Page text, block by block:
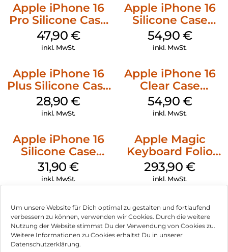
Um unsere Website für Dich optimal zu gestalten und fortlaufend
verbessern zu können, verwenden wir Cookies. Durch die weitere
Nutzung der Website stimmst Du der Verwendung von Cookies zu.
Weitere Informationen zu Cookies erhältst Du in unserer
Datenschutzerklärung.
Apple iPhone 16
Pro Silicone Case
MagSafe Denim
47,90 €
inkl. MwSt.
Apple iPhone 16
Silicone Case
MagSafe Black
54,90 €
inkl. MwSt.
Apple iPhone 16
Plus Silicone Case
MagSafe Black
28,90€
inkl. MwSt.
Apple iPhone 16
Clear Case
MagSafe
Transparent
54,90 €
inkl. MwSt.
Apple iPhone 16
Silicone Case
MagSafe Fuchsia
31,90€
inkl. MwSt.
Apple Magic
Keyboard Folio
iPad 10.9″ (10.Gen.)
Weiß
293,90€
inkl. MwSt.
Impressum